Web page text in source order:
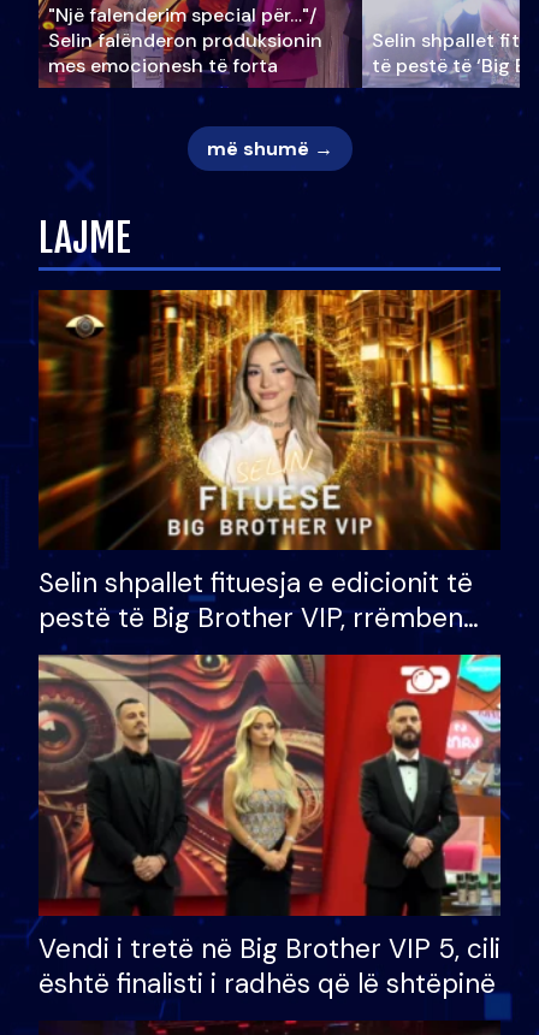
"Një falenderim special për…"/
Selin falënderon produksionin
mes emocionesh të forta
Selin shpallet
të pestë të ‘Big
më shumë →
LAJME
Selin shpallet fituesja e edicionit të
pestë të Big Brother VIP, rrëmben
çmimin e madh prej 100 mijë eurosh
Vendi i tretë në Big Brother VIP 5, cili
është finalisti i radhës që lë shtëpinë